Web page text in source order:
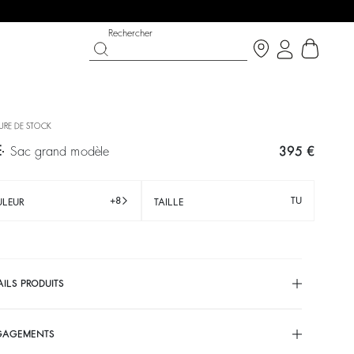
Rechercher
DE STOCK
sac grand modèle 395 €
+8 TAILLE TU
PRODUITS